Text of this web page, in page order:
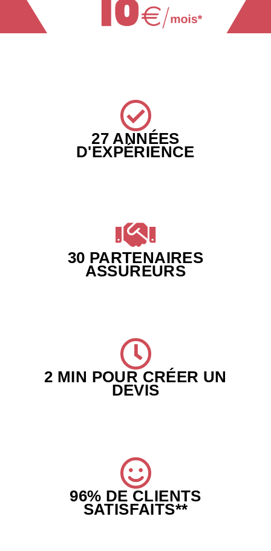
27 ANNÉES
D'EXPÉRIENCE
30 PARTENAIRES
ASSUREURS
2 MIN POUR CRÉER UN
DEVIS
96% DE CLIENTS
SATISFAITS**